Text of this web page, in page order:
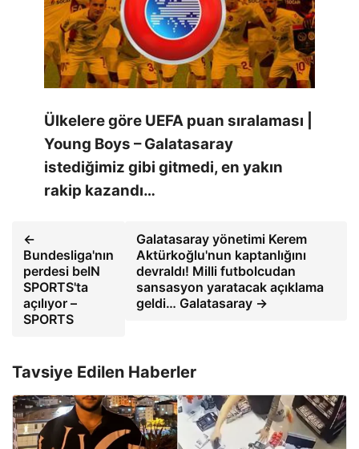
Ülkelere göre UEFA puan sıralaması |
Young Boys – Galatasaray
istediğimiz gibi gitmedi, en yakın
rakip kazandı…
←
Bundesliga'nın
perdesi beIN
SPORTS'ta
açılıyor –
SPORTS
Galatasaray yönetimi Kerem
Aktürkoğlu'nun kaptanlığını
devraldı! Milli futbolcudan
sansasyon yaratacak açıklama
geldi… Galatasaray →
Tavsiye Edilen Haberler